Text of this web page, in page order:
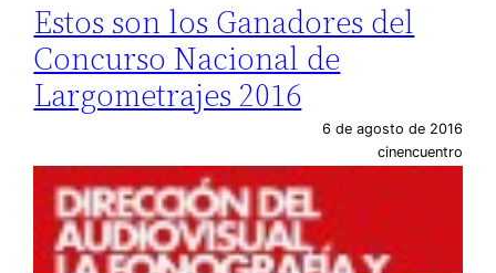
Estos son los Ganadores del
Concurso Nacional de
Largometrajes 2016
6 de agosto de 2016
cinencuentro